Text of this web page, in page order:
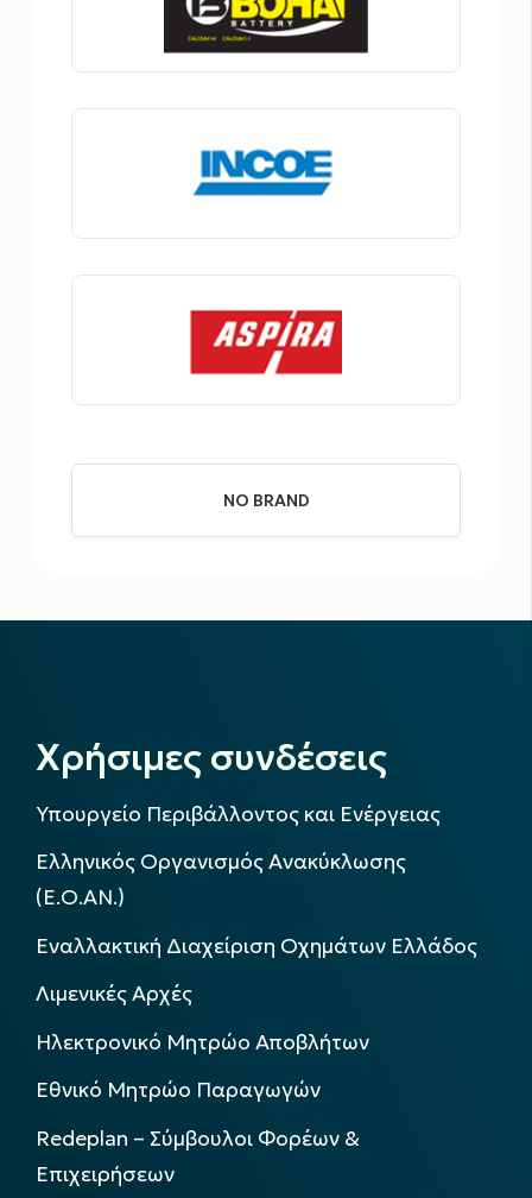
NO BRAND
Χρήσιμες συνδέσεις
Υπουργείο Περιβάλλοντος και Ενέργειας
Ελληνικός Οργανισμός Ανακύκλωσης
(Ε.Ο.ΑΝ.)
Εναλλακτική Διαχείριση Οχημάτων Ελλάδος
Λιμενικές Αρχές
Ηλεκτρονικό Μητρώο Αποβλήτων
Εθνικό Μητρώο Παραγωγών
Redeplan – Σύμβουλοι Φορέων &
Επιχειρήσεων